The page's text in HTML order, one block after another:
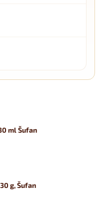
ml Šufan
g, Šufan